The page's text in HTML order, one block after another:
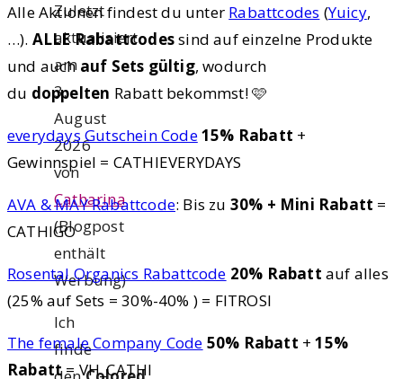
Zuletzt
aktualisiert
am
3.
August
2026
von
Catharina
(Blogpost
enthält
Werbung)
Ich
finde
Alle Aktionen findest du unter Rabattcodes (Yuicy,
…). ALLE Rabattcodessind auf einzelne Produkte
und auchauf Sets gültig, wodurch
du doppelten Rabatt bekommst! 🩷
everydays Gutschein Code15% Rabatt +
Gewinnspiel = CATHIEVERYDAYS
AVA & MAY Rabattcode: Bis zu 30% + Mini Rabatt =
CATHIGO
Rosental Organics Rabattcode 20% Rabatt auf alles
(25% auf Sets = 30%-40% ) = FITROSI
The female Company Code 50% Rabatt +15%
Rabatt= VH_CATHI